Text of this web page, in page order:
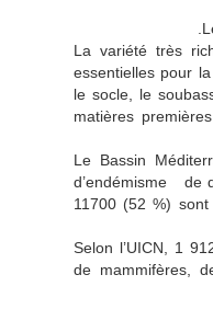
La variété très
essentielles pour
le socle, le
matières
Le Bassin
d’endémisme de
11700 (52 %)
Selon l’UICN, 1
de mammifères,